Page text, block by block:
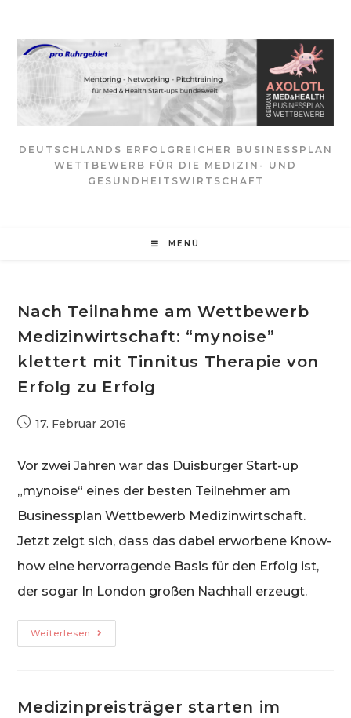
springen
DEUTSCHLANDS ERFOLGREICHER BUSINESSPLAN
WETTBEWERB FÜR DIE MEDIZIN- UND
GESUNDHEITSWIRTSCHAFT
MENÜ
Nach Teilnahme am Wettbewerb
Medizinwirtschaft: “mynoise”
klettert mit Tinnitus Therapie von
Erfolg zu Erfolg
Beitrag17. Februar 2016
Vor zwei Jahren war das Duisburger Start-up
„mynoise“ eines der besten Teilnehmer am
Businessplan Wettbewerb Medizinwirtschaft.
Jetzt zeigt sich, dass das dabei erworbene Know-
how eine hervorragende Basis für den Erfolg ist,
der sogar In London großen Nachhall erzeugt.
Weiterlesen Nach
Teilnahme
Klettert
Mit
Medizinpreisträger starten im